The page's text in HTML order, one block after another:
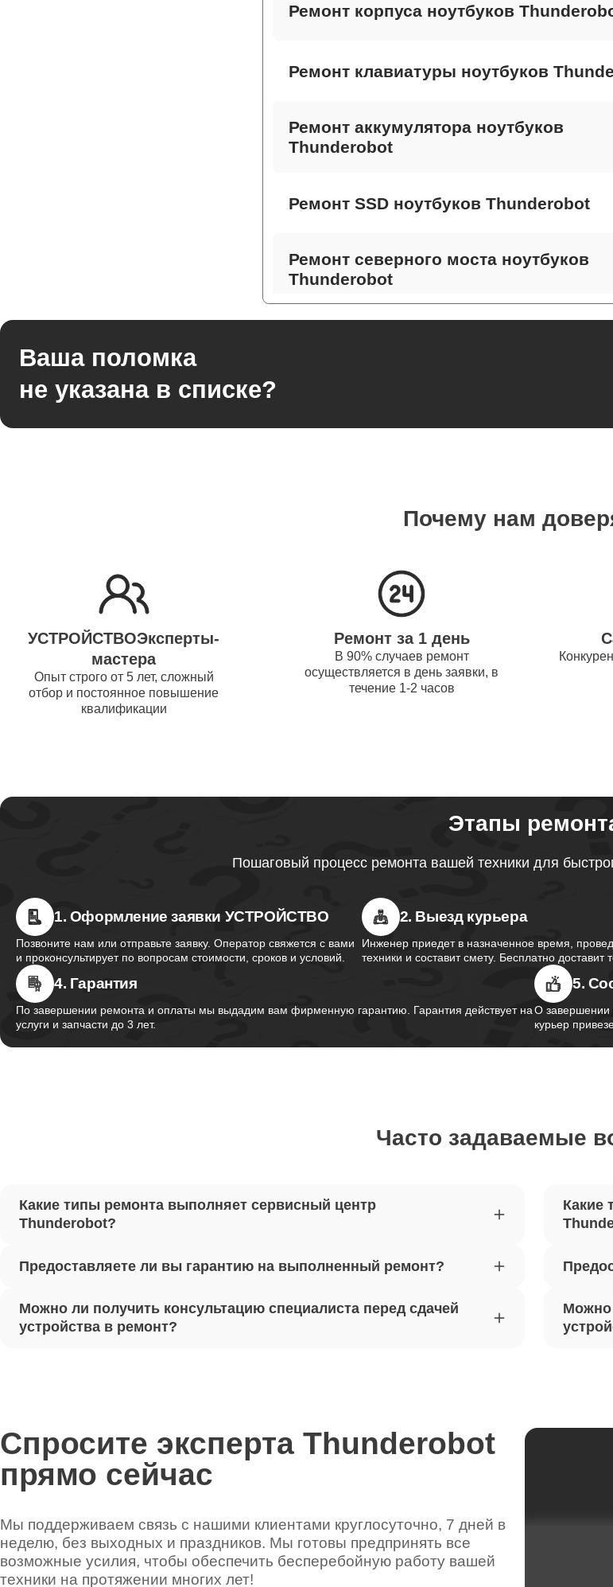
Ремонт корпуса ноутбуков
Ремонт клавиатуры ноутбуков
Ремонт аккумулятора ноутбуков
Thunderobot
Ремонт SSD ноутбуков Thunderobot
Ремонт северного моста ноутбуков
Thunderobot
Ремонт системы охлаждения
Ремонт процессора ноутбуков
Ремонт оперативной памяти
Thunderobot
Ремонт тачпада ноутбуков
Ремонт южного моста ноутбуков
Thunderobot
Ремонт контроллера питания
Thunderobot
Настройка Wi-Fi ноутбуков
Ремонт петель крышки ноутбуков
Thunderobot
Ремонт вебкамеры ноутбуков
Установка драйверов ноутбуков
Ремонт видеокарты ноутбуков
Ваша поломка
не указана в списке?
Почему нам
УСТРОЙСТВОЭксперты-
мастера
Опыт строго от 5 лет, сложный
отбор и постоянное повышение
квалификации
Ремонт за 1 день
В 90% случаев ремонт
осуществляется в день заявки, в
течение 1-2 часов
Этапы
Пошаговый процесс ремонта вашей техники для
1. Оформление заявки УСТРОЙСТВО
Позвоните нам или отправьте заявку. Оператор свяжется с вами
и проконсультирует по вопросам стоимости, сроков и условий.
2. Выезд курьера
Инженер приедет в назначенное время,
техники и составит смету. Бесплатно доставит
4. Гарантия
По завершении ремонта и оплаты мы выдадим вам фирменную гарантию. Гарантия действует на
услуги и запчасти до 3 лет.
5.
О завершении
курьер
Часто задаваемые
Какие типы ремонта выполняет сервисный центр
Thunderobot?
Предоставляете ли вы гарантию на выполненный ремонт?
Можно ли получить консультацию специалиста перед сдачей
устройства в ремонт?
Какие
Можно
Спросите эксперта Thunderobot
прямо сейчас
Мы поддерживаем связь с нашими клиентами круглосуточно, 7 дней в
неделю, без выходных и праздников. Мы готовы предпринять все
возможные усилия, чтобы обеспечить бесперебойную работу вашей
техники на протяжении многих лет!